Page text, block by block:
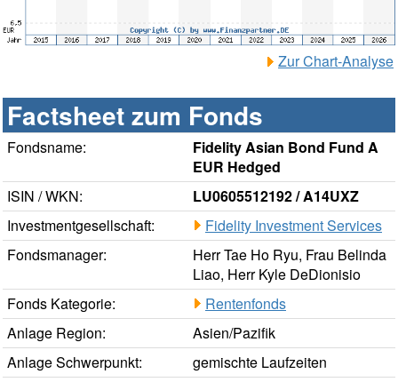
Zur Chart-Analyse
Factsheet zum Fonds
Fondsname:
Fidelity Asian Bond Fund A
EUR Hedged
ISIN / WKN:
LU0605512192 / A14UXZ
Investmentgesellschaft:
Fidelity Investment Services
Fondsmanager:
Herr Tae Ho Ryu, Frau Belinda
Liao, Herr Kyle DeDionisio
Fonds Kategorie:
Rentenfonds
Anlage Region:
Asien/Pazifik
Anlage Schwerpunkt:
gemischte Laufzeiten